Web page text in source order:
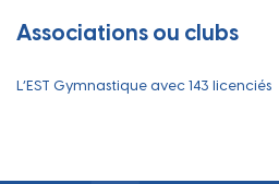
Associations ou clubs
L’EST Gymnastique avec 143 licenciés